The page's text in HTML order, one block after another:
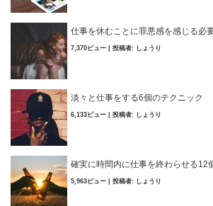
仕事を休むことに罪悪感を感じる必
7,370ビュー 投稿者: しょうり
淡々と仕事をする6個のテクニック
6,133ビュー 投稿者: しょうり
確実に時間内に仕事を終わらせる12
5,963ビュー 投稿者: しょうり